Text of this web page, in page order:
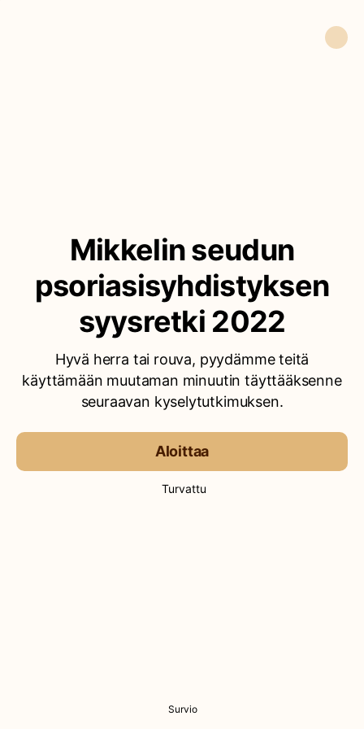
Mikkelin seudun
psoriasisyhdistyksen
syysretki 2022
Hyvä herra tai rouva, pyydämme teitä
käyttämään muutaman minuutin täyttääksenne
seuraavan kyselytutkimuksen.
Aloittaa
Turvattu
Survio